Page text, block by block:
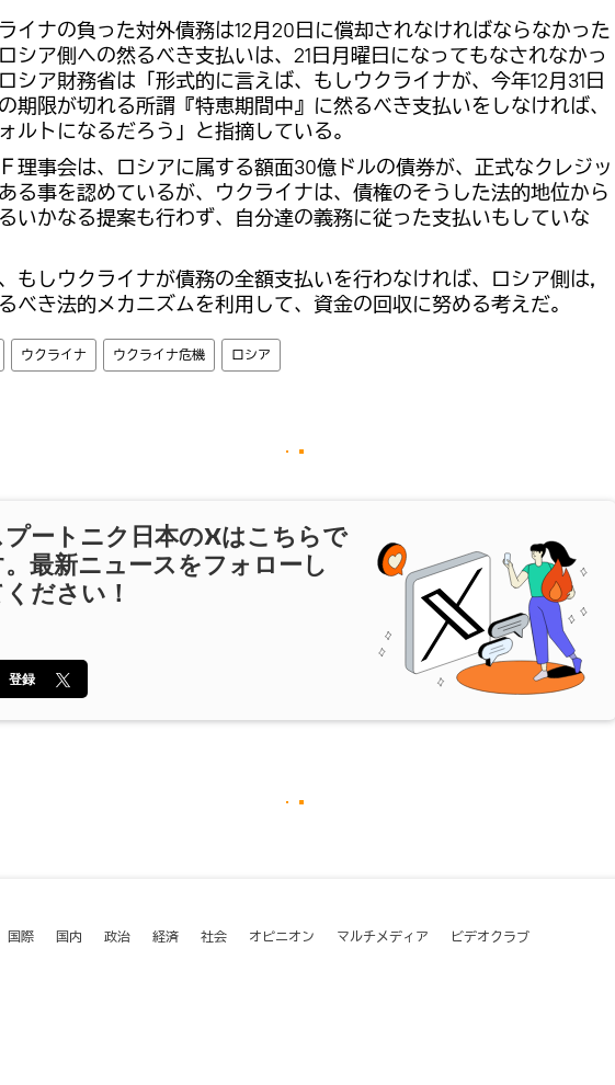
イナの負った対外債務は12月20日に償却されなければならなかった
シア側への然るべき支払いは、21日月曜日になってもなされなかっ
シア財務省は「形式的に言えば、もしウクライナが、今年12月31日
期限が切れる所謂『特恵期間中』に然るべき支払いをしなければ、
ルトになるだろう」と指摘している。
理事会は、ロシアに属する額面30億ドルの債券が、正式なクレジッ
る事を認めているが、ウクライナは、債権のそうした法的地位から
いかなる提案も行わず、自分達の義務に従った支払いもしていな
もしウクライナが債務の全額支払いを行わなければ、ロシア側は，
べき法的メカニズムを利用して、資金の回収に努める考えだ。
ウクライナ ウクライナ危機 ロシア
ートニク日本のXはこちらで
最新ニュースをフォローし
ださい！
登録
国際 国内 政治 経済 社会 オピニオン マルチメディア ビデオクラブ